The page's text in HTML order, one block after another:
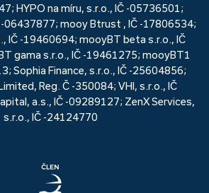
HYPO na míru, s.r.o., IČ -05736501;
-06437877; mooy Btrust , IČ -17806534;
IČ -19460694; mooyBT beta s.r.o., IČ
gama s.r.o., IČ -19461275; mooyBT1
Sophia Finance, s.r.o., IČ -25604856;
Reg. Č -350084; VHI, s.r.o., IČ
a.s., IČ -09289127; ZenX Services,
s.r.o., IČ -24124770